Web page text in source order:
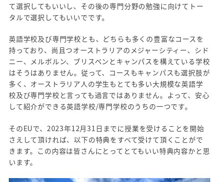
て選択してもいいし、その後の専門分野の勉強に向けてトー
タルで選択してもいいでです。
英語学校及び専門学校とも、どちらも多くの豊富なコースを
持っており、尚且つオーストラリアのメジャーシティー、シド
ニー、メルボルン、ブリスベンとキャンパスを構えている学校
はそうはありません。従って、コースもキャンパスも選択肢が
多く、オーストラリア人の学生もとても多い大規模な英語学
校及び専門学校と言っても過言ではありません。よって、安心
して紹介ができる英語学校/専門学校のうちの一つです。
そのEUで、2023年12月31日までに授業を受けることを開始
さえして頂ければ、以下の特典をすべて受けて頂くことがで
きます。この内容は皆さんにとってとてもいい特典内容かと思
います。